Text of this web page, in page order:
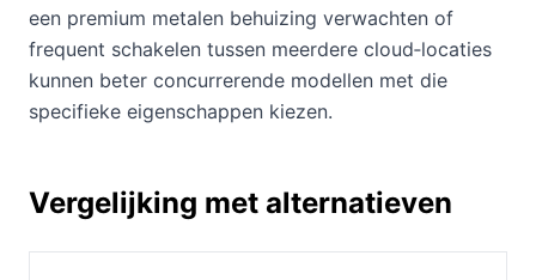
een premium metalen behuizing verwachten of
frequent schakelen tussen meerdere cloud‑locaties
kunnen beter concurrerende modellen met die
specifieke eigenschappen kiezen.
Vergelijking met alternatieven